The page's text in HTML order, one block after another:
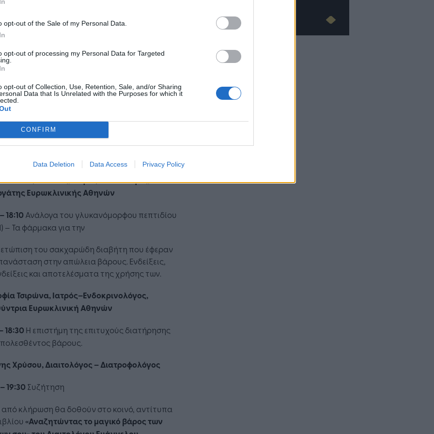
opt-out of the Sale of my Personal Data.
opt-out of processing my Personal Data for Targeted
opt-out of Collection, Use, Retention, Sale, and/or Sharing
Data that Is Unrelated with the Purposes for which it
CONFIRM
Data Deletion Data Access Privacy Policy
- Διατροφολόγος, Αντιπρόεδρος
17:30Διαλειμματική νηστεία: Μία νέα
αντιμετώπισης του αυξημένου βάρους
Ξένος, Διαιτολόγος –
– 17:50Υποκατάστατα γευμάτων: Ο ρόλος τους
του βάρους. Αποτελέσματα από την
τους για δύο δεκαετίες.
Χαλκιάς, Ιατρός– Παθολόγος,
Ευρωκλινικής Αθηνών
18:10 Ανάλογα του γλυκανόμορφου πεπτιδίου
– Τα φάρμακα για την
του σακχαρώδη διαβήτη που έφεραν
στην απώλεια βάρους. Ενδείξεις,
και αποτελέσματα της χρήσης των.
Τσιρώνα, Ιατρός–Ενδοκρινολόγος,
Ευρωκλινική Αθηνών
18:30 Η επιστήμη της επιτυχούς διατήρησης
βάρους.
Χρύσου, Διαιτολόγος – Διατροφολόγος
19:30 Συζήτηση
κλήρωση θα δοθούν στο κοινό, αντίτυπα
«Αναζητώντας το μαγικό βάρος των
Advertorial